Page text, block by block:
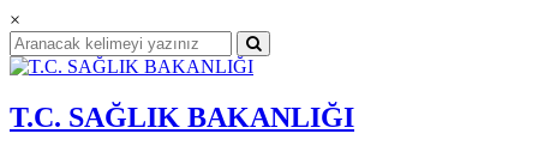
×
T.C. SAĞLIK BAKANLIĞI